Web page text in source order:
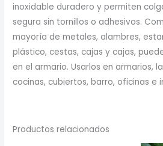
inoxidable duradero y permiten
segura sin tornillos o adhesivos.
mayoría de metales, alambres,
plástico, cestas, cajas y cajas,
en el armario. Usarlos en armarios,
cocinas, cubiertos, barro, oficinas e
Productos relacionados